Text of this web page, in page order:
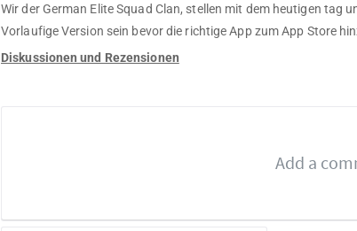
Wir der German Elite Squad Clan, stellen mit dem heutigen tag
Vorlaufige Version sein bevor die richtige App zum App Store
Diskussionen und Rezensionen